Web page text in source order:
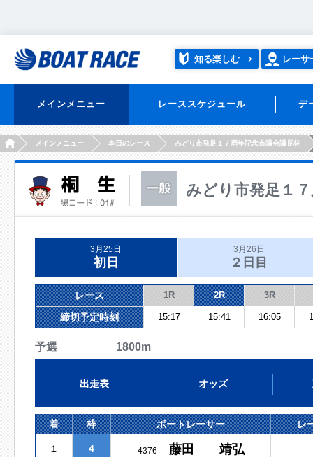
知る楽しむ レーサ
メインメニュー レーススケジュール デ
HOMEメインメニュー 本日のレース みどり市発足１７周年記念市議会議長杯
みどり市発足１
3月25日
初日
3月26日
２日目
レース 1R 2R 3R
締切予定時刻 15:17 15:41 16:05
予選 1800m
出走表 オッズ
着 枠 ボートレーサー レ
１ 4 4376 藤田 靖弘